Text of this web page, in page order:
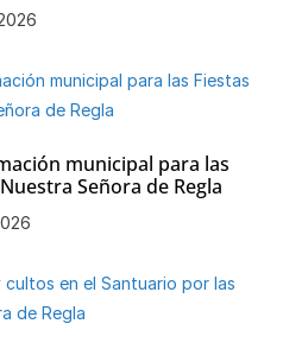
municipal para las
Señora de Regla